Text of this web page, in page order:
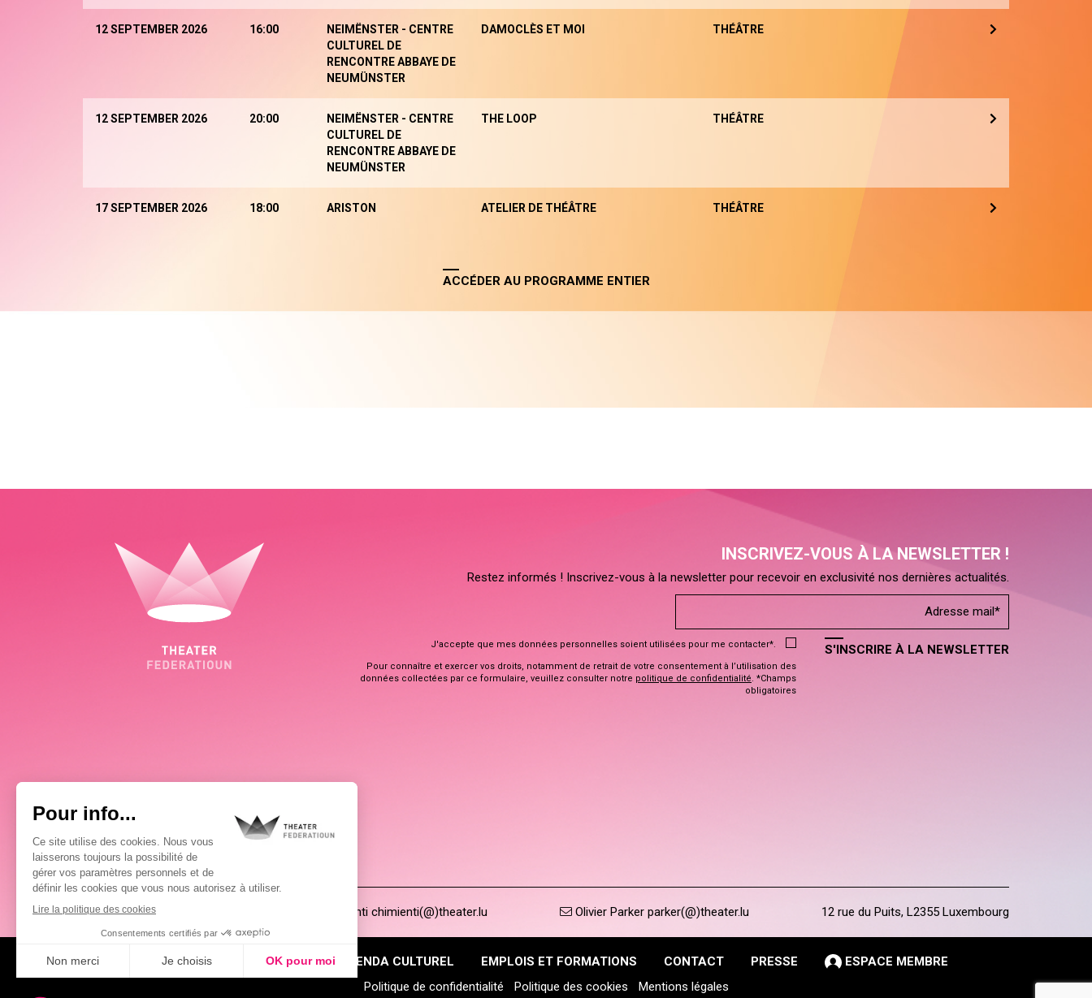
12 SEPTEMBER 2026 16:00
NEIMËNSTER - CENTRE
CULTUREL DE
RENCONTRE ABBAYE DE
NEUMÜNSTER
DAMOCLÈS ET MOI THÉÂTRE
12 SEPTEMBER 2026 20:00
NEIMËNSTER - CENTRE
CULTUREL DE
RENCONTRE ABBAYE DE
NEUMÜNSTER
THE LOOP THÉÂTRE
17 SEPTEMBER 2026 18:00 ARISTON ATELIER DE THÉÂTRE THÉÂTRE
ACCÉDER AU PROGRAMME ENTIER
INSCRIVEZ-VOUS À LA NEWSLETTER !
Restez informés ! Inscrivez-vous à la newsletter pour recevoir en exclusivité nos dernières actualités.
J'accepte que mes données personnelles soient utilisées pour me contacter*.
Pour connaître et exercer vos droits, notamment de retrait de votre consentement à l’utilisation des
données collectées par ce formulaire, veuillez consulter notre politique de confidentialité. *Champs
obligatoires
S'INSCRIRE À LA NEWSLETTER
(00352) 2648 0946 Pablo Chimienti chimienti(@)theater.lu Olivier Parker parker(@)theater.lu 12 rue du Puits, L2355 Luxembourg
À PROPOS ACTUALITÉS AGENDA CULTUREL EMPLOIS ET FORMATIONS CONTACT PRESSE
ESPACE MEMBRE
Politique de confidentialité
Politique des cookies Mentions légales